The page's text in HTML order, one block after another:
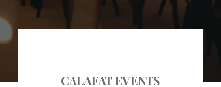
CALAFAT EVENTS